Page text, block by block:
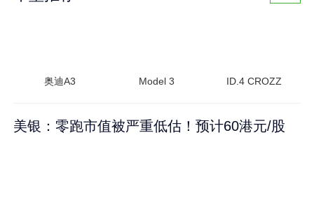
奥迪A3 Model 3 ID.4 CROZZ
美银：零跑市值被严重低估！预计60港元/股